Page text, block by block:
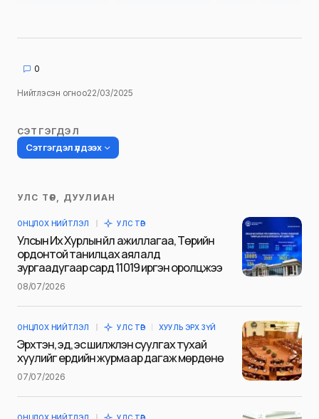
0
Нийтлэсэн огноо22/03/2025
СЭТГЭГДЭЛ
Сэтгэгдэл үлдээх
Таны имэйл хаягийг нийтлэхгүй.
тэмдэглэсэн
Сэтгэгдэл*
Name
УЛС ТӨР, ДУУЛИАН
ОНЦЛОХ НИЙТЛЭЛ УЛС ТӨР
Улсын Их Хурлын үйл ажиллагаа, Төрийн
ордонтой танилцах аялалд
зургаадугаар сард 11019 иргэн оролцжээ
08/07/2026
ОНЦЛОХ НИЙТЛЭЛ УЛС ТӨР ХУУЛЬ ЭРХ ЗҮЙ
Эрхтэн, эд, эс шилжүүлэн суулгах тухай
хуулийг ердийн журмаар дагаж мөрдөнө
07/07/2026